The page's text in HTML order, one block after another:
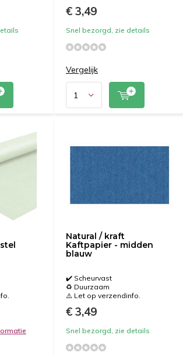
€ 3,49
Snel bezorgd, zie details
Vergelijk
Natural / kraft
Kaftpapier - midden
blauw
✔️ Scheurvast
♻️ Duurzaam
⚠️ Let op verzendinfo.
€ 3,49
Snel bezorgd, zie details